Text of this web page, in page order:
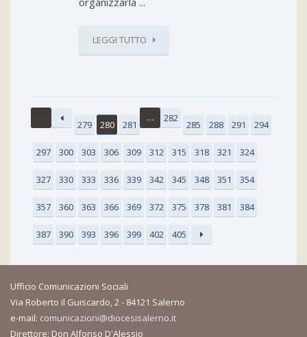
LEGGI TUTTO
279 280 281
… 282
285 288 291 294
297 300 303 306 309 312 315 318 321 324
327 330 333 336 339 342 345 348 351 354
357 360 363 366 369 372 375 378 381 384
387 390 393 396 399 402 405
Ufficio Comunicazioni Sociali
Via Roberto il Guiscardo, 2 - 84121 Salerno
e-mail: comunicazioni@diocesisalerno.it
Direttore: Don Alfonso D'Alessio